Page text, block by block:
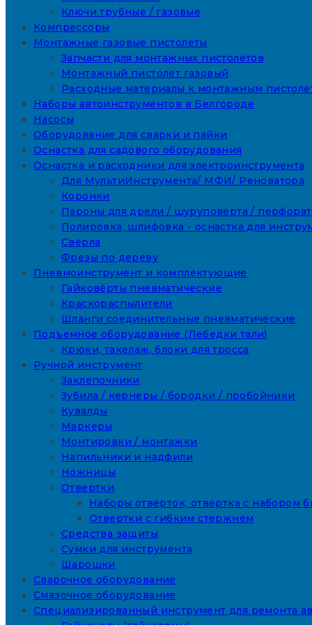
Ключи трубные / газовые
Компрессоры
Монтажные газовые пистолеты
Запчасти для монтажных пистолетов
Монтажный пистолет газовый
Расходные материалы к монтажным
Наборы автоинструментов в Белгороде
Насосы
Оборудование для сварки и пайки
Оснастка для садового оборудования
Оснастка и расходники для электроинструмента
Для МультиИнструмента/ МФИ/ Реноватора
Коронки
Пароны для дрели / шуруповерта /
Полировка, шлифовка - оснастка для
Свёрла
Фрезы по дереву
Пневмоинструмент и комплектующие
Гайковёрты пневматические
Краскораспылители
Шланги соединительные пневматические
Подъемное оборудование (Лебедки тали)
Крюки, такелаж, блоки для тросса
Ручной инструмент
Заклепочники
Зубила / кернеры / бородки / пробойники
Кувалды
Маркеры
Монтировки / монтажки
Напильники и надфили
Ножницы
Отвертки
Наборы отверток, отвертка с набором
Отвертки с гибким стержнем
Средства защиты
Сумки для инструмента
Шарошки
Сварочное оборудование
Смазочное оборудование
Специализированный инструмент для ремонта